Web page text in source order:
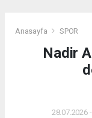
Anasayfa SPOR
Nadir
28.07.2026